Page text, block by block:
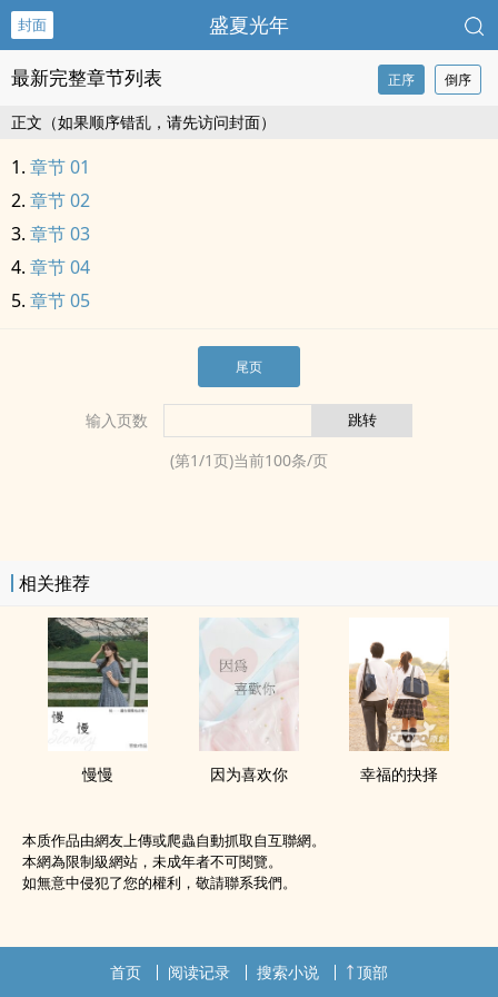
封面 盛夏光年
最新完整章节列表 正序 倒序
正文（如果顺序错乱，请先访问封面）
章节 01
章节 02
章节 03
章节 04
章节 05
尾页
输入页数
(第1/1页)当前100条/页
相关推荐
慢慢 因为喜欢你 幸福的抉择
本质作品由網友上傳或爬蟲自動抓取自互聯網。
本網為限制級網站，未成年者不可閱覽。
如無意中侵犯了您的權利，敬請聯系我們。
首页 阅读记录 搜索小说 顶部